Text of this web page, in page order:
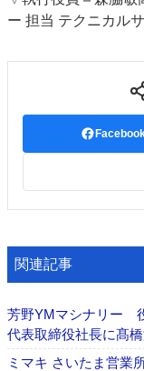
ー 担当 テクニカル
関連記事
芳野YMマシナリー
代表取締役社長に髙
ミマキ さいたま営業